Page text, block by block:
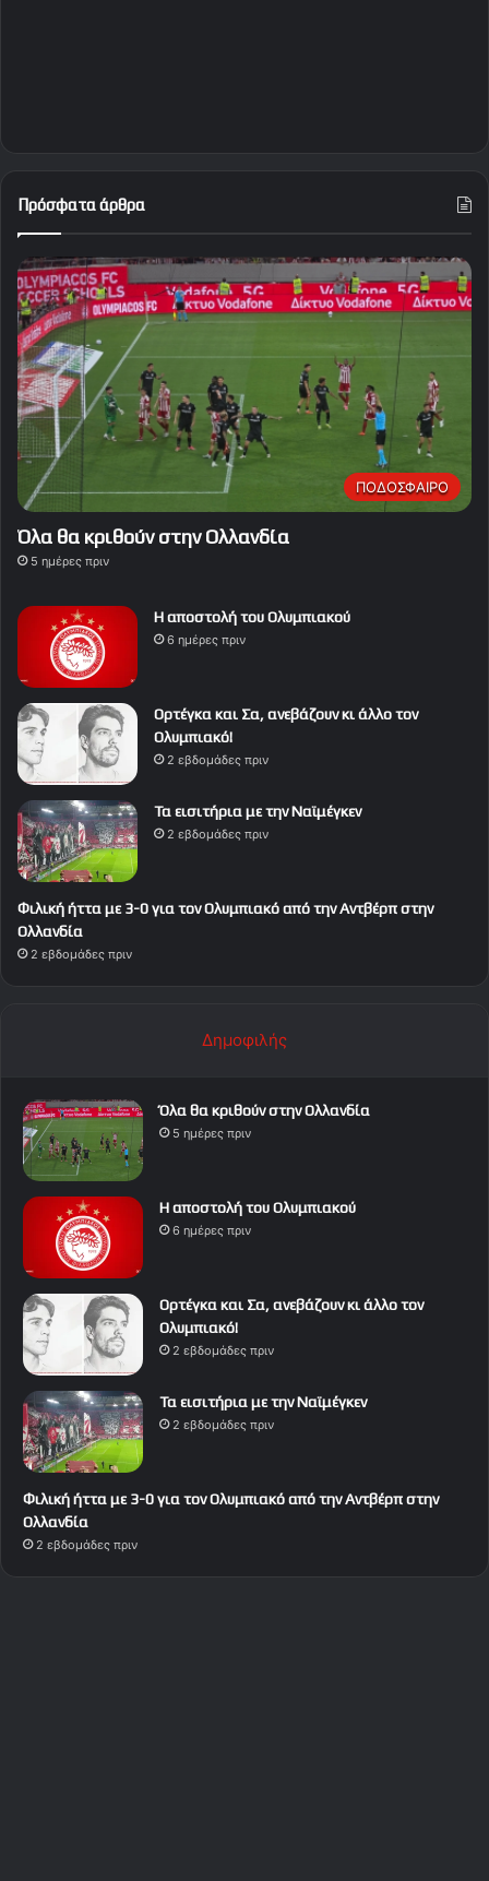
Πρόσφατα άρθρα
ΠΟΔΟΣΦΑΙΡΟ
Όλα θα κριθούν στην Ολλανδία
5 ημέρες πριν
Η αποστολή του Ολυμπιακού
6 ημέρες πριν
Ορτέγκα και Σα, ανεβάζουν κι άλλο τον
Ολυμπιακό!
2 εβδομάδες πριν
Τα εισιτήρια με την Ναϊμέγκεν
2 εβδομάδες πριν
Φιλική ήττα με 3-0 για τον Ολυμπιακό από την Αντβέρπ στην
Ολλανδία
2 εβδομάδες πριν
Δημοφιλής
Όλα θα κριθούν στην Ολλανδία
5 ημέρες πριν
Η αποστολή του Ολυμπιακού
6 ημέρες πριν
Ορτέγκα και Σα, ανεβάζουν κι άλλο τον
Ολυμπιακό!
2 εβδομάδες πριν
Τα εισιτήρια με την Ναϊμέγκεν
2 εβδομάδες πριν
Φιλική ήττα με 3-0 για τον Ολυμπιακό από την Αντβέρπ στην
Ολλανδία
2 εβδομάδες πριν